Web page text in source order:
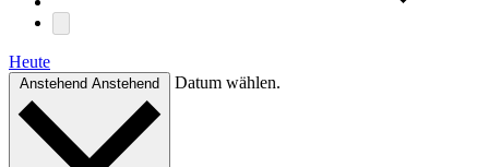
Heute
Anstehend Anstehend Datum wählen.